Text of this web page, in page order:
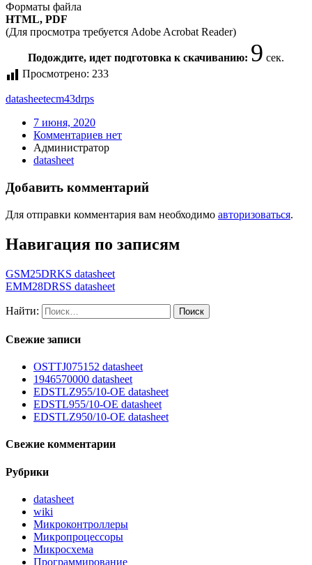
Форматы файла
HTML, PDF
(Для просмотра требуется Adobe Acrobat Reader)
Подождите, идет подготовка к скачиванию: 8 сек.
Просмотрено: 233
datasheetecm43drps
7 июня, 2020
Комментариев нет
Администратор
datasheet
Добавить комментарий
Для отправки комментария вам необходимо авторизоваться.
Навигация по записям
GSM25DRKS datasheet
EMM28DRSS datasheet
Найти:
Свежие записи
OSTTJ075152 datasheet
1946570000 datasheet
EDSTLZ955/10-OE datasheet
EDSTL955/10-OE datasheet
EDSTLZ950/10-OE datasheet
Свежие комментарии
Рубрики
datasheet
wiki
Микроконтроллеры
Микропроцессоры
Микросхема
Программирование